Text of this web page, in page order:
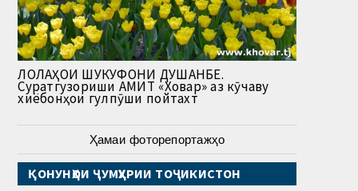
ЛОЛАҲОИ ШУКУФОНИ ДУШАНБЕ.
Суратгузориши АМИТ «Ховар» аз кӯчаву
хиёбонҳои гулпӯши пойтахт
Ҳамаи фоторепортажҳо
ҚОНУНҲОИ ҶУМҲУРИИ ТОҶИКИСТОН